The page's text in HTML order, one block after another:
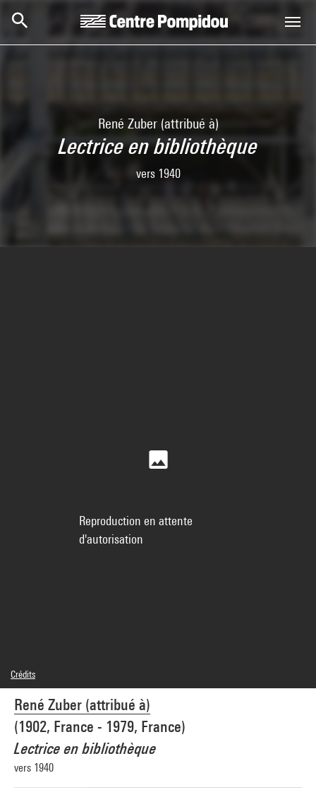
René Zuber (attribué à)
Lectrice en bibliothèque
vers 1940
René Zuber (attribué à)
(1902, France - 1979, France)
Lectrice en bibliothèque
vers 1940
Reproduction en attente
d'autorisation
Crédits
© droits réservés
Crédit photographique : Centre Pompidou, MNAM-CCI/Dist. GrandPalaisRmn
Réf. image : 4N83580